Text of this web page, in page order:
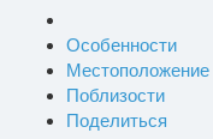
Особенности
Местоположение
Поблизости
Поделиться